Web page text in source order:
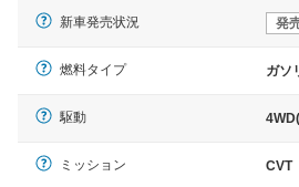
新車発売状況 発
燃料タイプ ガソ
駆動
ミッション CVT